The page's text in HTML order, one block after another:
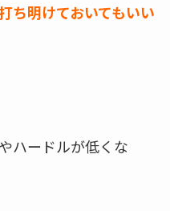
ち明けておいてもいい
ハードルが低くな